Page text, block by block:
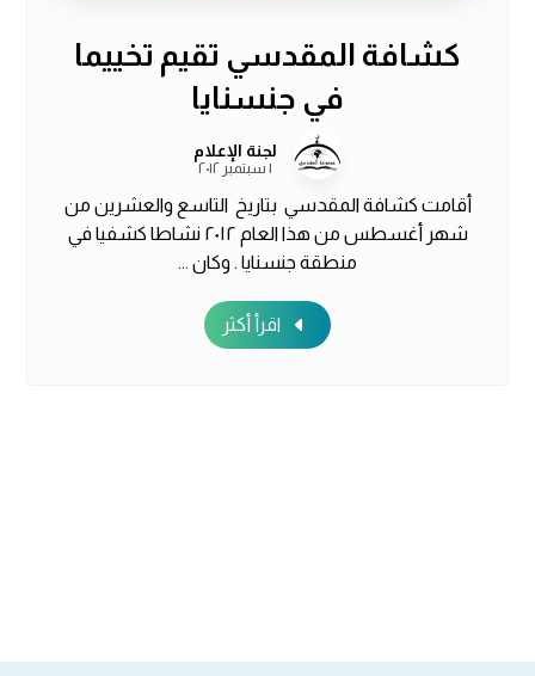
كشافة المقدسي تقيم تخييما
في جنسنايا
لجنة الإعلام
١ سبتمبر ٢٠١٢
أقامت كشافة المقدسي بتاريخ التاسع والعشرين من
شهر أغسطس من هذا العام ٢٠١٢ نشاطا كشفيا في
منطقة جنسنايا . وكان ...
اقرأ أكثر